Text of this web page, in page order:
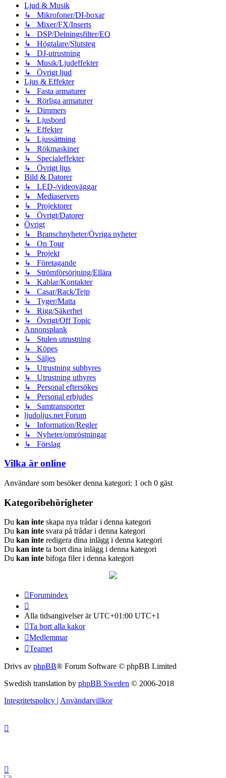
Ljud & Musik
↳ Mikrofoner/DI-boxar
↳ Mixer/FX/Inserts
↳ DSP/Delningsfilter/EQ
↳ Högtalare/Slutsteg
↳ DJ-utrustning
↳ Musik/Ljudeffekter
↳ Övrigt ljud
Ljus & Effekter
↳ Fasta armaturer
↳ Rörliga armaturer
↳ Dimmers
↳ Ljusbord
↳ Effekter
↳ Ljussättning
↳ Rökmaskiner
↳ Specialeffekter
↳ Övrigt ljus
Bild & Datorer
↳ LED-/videoväggar
↳ Mediaservers
↳ Projektorer
↳ Övrigt/Datorer
Övrigt
↳ Branschnyheter/Övriga nyheter
↳ On Tour
↳ Projekt
↳ Företagande
↳ Strömförsörjning/Ellära
↳ Kablar/Kontakter
↳ Casar/Rack/Tejp
↳ Tyger/Matta
↳ Rigg/Säkerhet
↳ Övrigt/Off Topic
Annonsplank
↳ Stulen utrustning
↳ Köpes
↳ Säljes
↳ Utrustning subhyres
↳ Utrustning uthyres
↳ Personal eftersökes
↳ Personal erbjudes
↳ Samtransporter
ljudoljus.net Forum
↳ Information/Regler
↳ Nyheter/omröstningar
↳ Förslag
Vilka är online
Användare som besöker denna kategori: 1 och 0 gäst
Kategoribehörigheter
Du kan inte skapa nya trådar i denna kategori
Du kan inte svara på trådar i denna kategori
Du kan inte redigera dina inlägg i denna kategori
Du kan inte ta bort dina inlägg i denna kategori
Du kan inte bifoga filer i denna kategori
Forumindex
Alla tidsangivelser är UTC+01:00 UTC+1
Ta bort alla kakor
Medlemmar
Teamet
Drivs av phpBB® Forum Software © phpBB Limited
Swedish translation by phpBB Sweden © 2006-2018
Integritetspolicy Användarvillkor